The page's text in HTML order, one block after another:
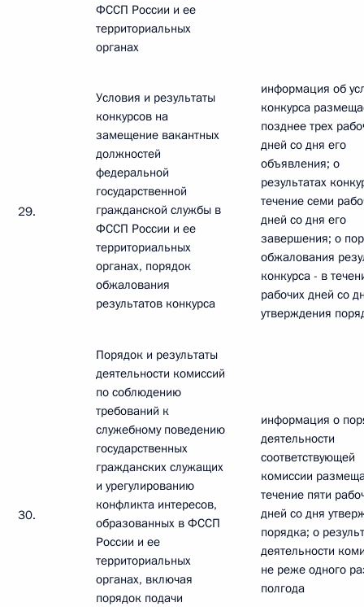
ФССП России и ее
территориальных
органах
29.
Условия и результаты
конкурсов на
замещение вакантных
должностей
федеральной
государственной
гражданской службы в
ФССП России и ее
территориальных
органах, порядок
обжалования
результатов конкурса
информация об
конкурса
позднее трех
дней со дня его
объявления; о
результатах
течение семи
дней со дня его
завершения; о
обжалования
конкурса - в
рабочих дней со
утверждения
30.
Порядок и результаты
деятельности комиссий
по соблюдению
требований к
служебному поведению
государственных
гражданских служащих
и урегулированию
конфликта интересов,
образованных в ФССП
России и ее
территориальных
органах, включая
порядок подачи
информация о
деятельности
соответствующей
комиссии
течение пяти
дней со дня
порядка; о
деятельности
не реже одного
полгода